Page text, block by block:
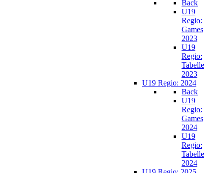
Back
U19
Regio:
Games
2023
U19
Regio:
Tabelle
2023
U19 Regio: 2024
Back
U19
Regio:
Games
2024
U19
Regio:
Tabelle
2024